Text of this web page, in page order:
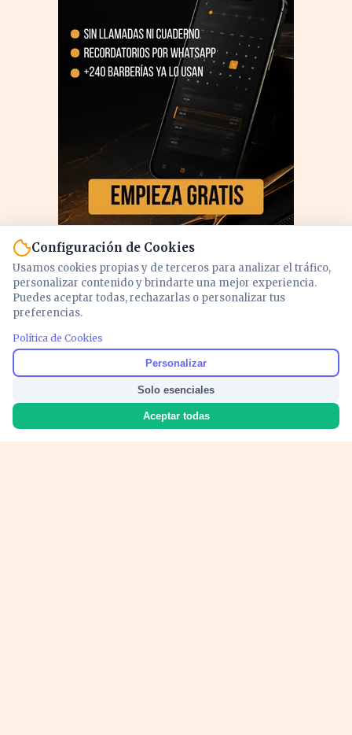
Configuración de Cookies
Usamos cookies propias y de terceros para analizar el tráfico,
personalizar contenido y brindarte una mejor experiencia.
Puedes aceptar todas, rechazarlas o personalizar tus
preferencias.
Política de Cookies
Personalizar
Solo esenciales
Aceptar todas